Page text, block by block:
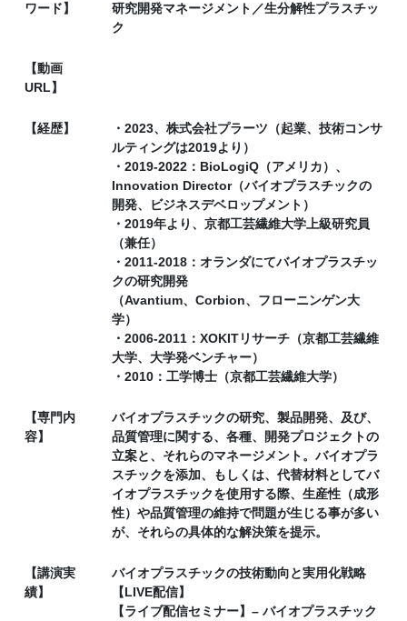
ワード】
研究開発マネージメント／生分解性プラスチッ
ク
【動画
URL】
【経歴】
・2023、株式会社プラーツ（起業、技術コンサ
ルティングは2019より）
・2019-2022：BioLogiQ（アメリカ）、
Innovation Director（バイオプラスチックの
開発、ビジネスデベロップメント）
・2019年より、京都工芸繊維大学上級研究員
（兼任）
・2011-2018：オランダにてバイオプラスチッ
クの研究開発
（Avantium、Corbion、フローニンゲン大
学）
・2006-2011：XOKITリサーチ（京都工芸繊維
大学、大学発ベンチャー）
・2010：工学博士（京都工芸繊維大学）
【専門内
容】
バイオプラスチックの研究、製品開発、及び、
品質管理に関する、各種、開発プロジェクトの
立案と、それらのマネージメント。バイオプラ
スチックを添加、もしくは、代替材料としてバ
イオプラスチックを使用する際、生産性（成形
性）や品質管理の維持で問題が生じる事が多い
が、それらの具体的な解決策を提示。
【講演実
績】
バイオプラスチックの技術動向と実用化戦略
【LIVE配信】
【ライブ配信セミナー】– バイオプラスチック